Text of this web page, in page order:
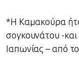
*Η Καμακούρα
σογκουνάτου -
Ιαπωνίας – από